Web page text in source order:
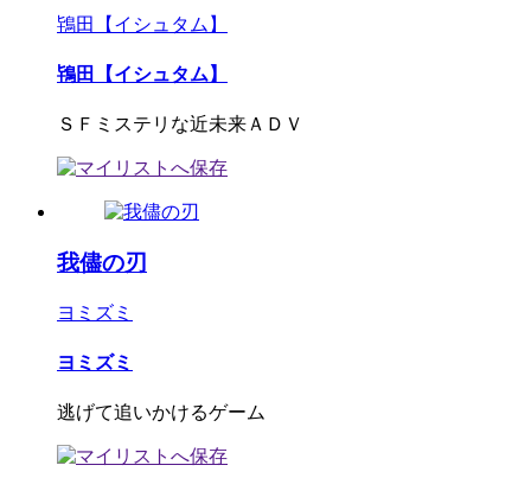
鴇田【イシュタム】
鴇田【イシュタム】
ＳＦミステリな近未来ＡＤＶ
我儘の刃
ヨミズミ
ヨミズミ
逃げて追いかけるゲーム